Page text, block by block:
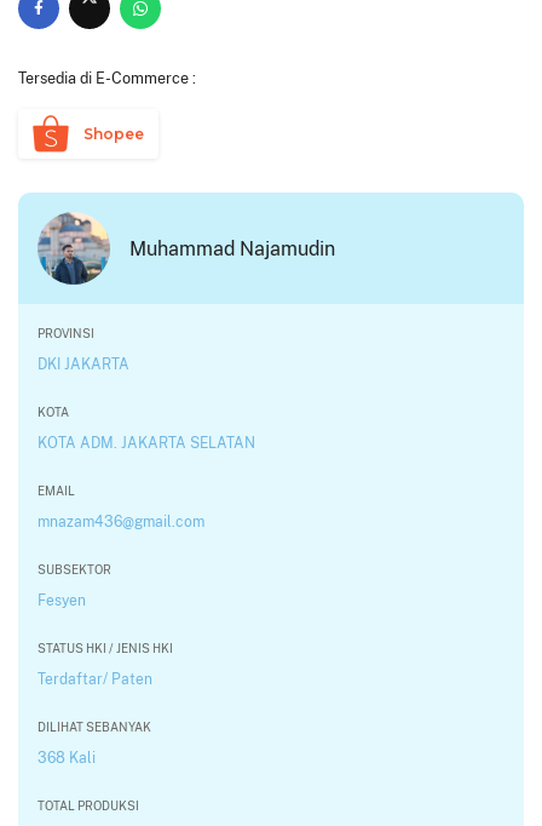
Tersedia di E-Commerce :
Shopee
Muhammad Najamudin
PROVINSI
DKI JAKARTA
KOTA
KOTA ADM. JAKARTA SELATAN
EMAIL
mnazam436@gmail.com
SUBSEKTOR
Fesyen
STATUS HKI / JENIS HKI
Terdaftar/ Paten
DILIHAT SEBANYAK
368 Kali
TOTAL PRODUKSI